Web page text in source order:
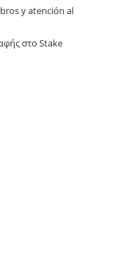
y atención al
στο Stake